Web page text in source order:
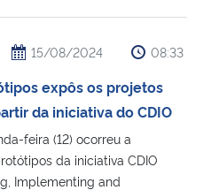
15/08/2024 08:33
expôs os projetos
da iniciativa do CDIO
feira (12) ocorreu a
da iniciativa CDIO
Implementing and